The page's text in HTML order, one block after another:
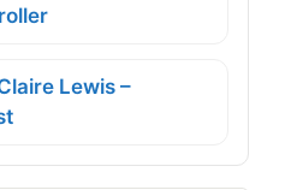
Lewis –